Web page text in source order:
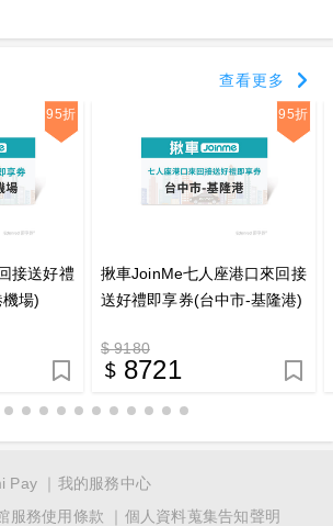
查看更多
95折
接送好禮
場)
95折
揪車JoinMe七人座港口來回接
送好禮即享券(台中市-基隆港)
$ 9180
8721
Pay
我的服務中心
服務使用條款
個人資料蒐集告知聲明